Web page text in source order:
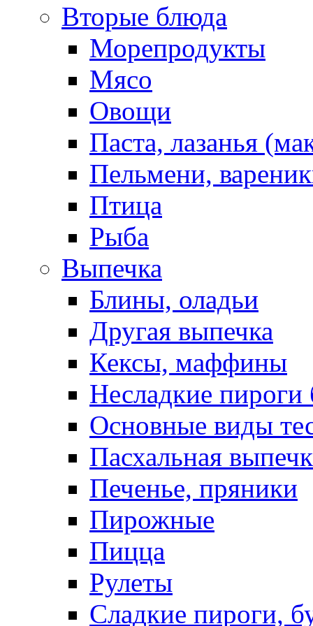
Вторые блюда
Морепродукты
Мясо
Овощи
Паста, лазанья
Пельмени,
Птица
Рыба
Выпечка
Блины, оладьи
Другая выпечка
Кексы, маффины
Несладкие пироги
Основные виды
Пасхальная
Печенье, пряники
Пирожные
Пицца
Рулеты
Сладкие пироги,